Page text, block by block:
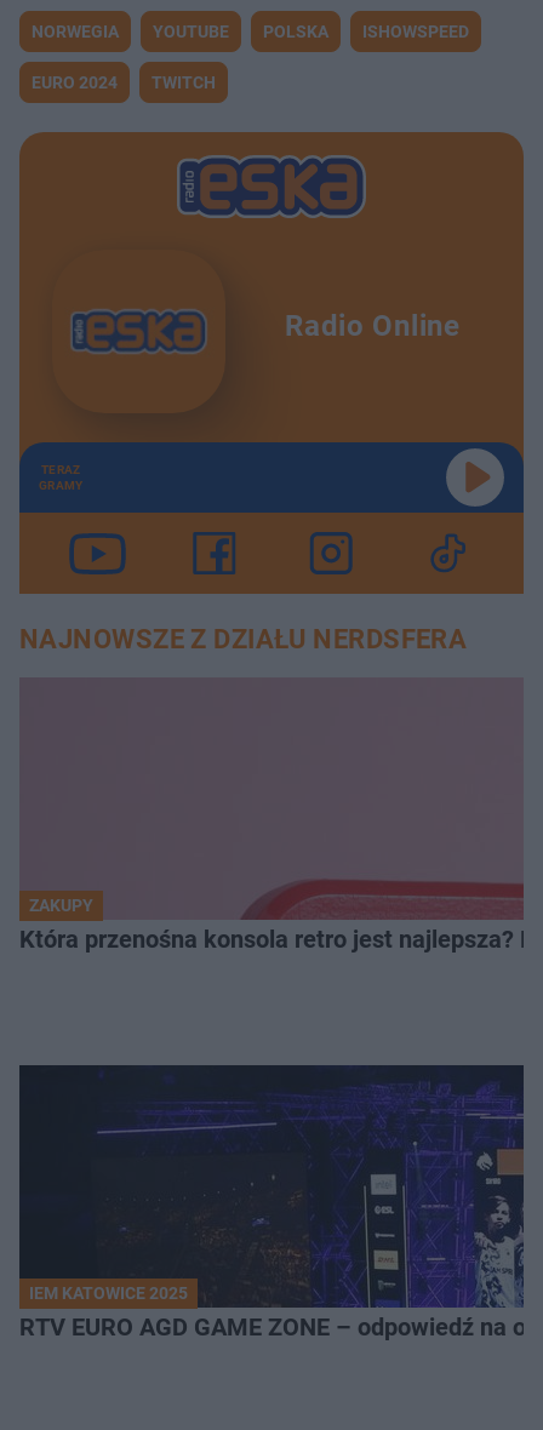
NORWEGIA YOUTUBE POLSKA ISHOWSPEED
EURO 2024 TWITCH
Radio Online
TERAZ
GRAMY
NAJNOWSZE Z DZIAŁU NERDSFERA
ZAKUPY
Która przenośna konsola retro jest najlepsza?
IEM KATOWICE 2025
RTV EURO AGD GAME ZONE – odpowiedź na